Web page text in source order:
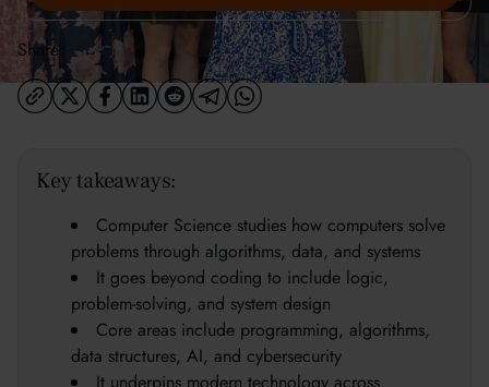
Share:
Key takeaways:
Computer Science studies how computers solve
problems through algorithms, data, and systems
It goes beyond coding to include logic,
problem-solving, and system design
Core areas include programming, algorithms,
data structures, AI, and cybersecurity